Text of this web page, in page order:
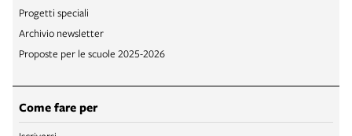
Progetti speciali
Archivio newsletter
Proposte per le scuole 2025-2026
Come fare per